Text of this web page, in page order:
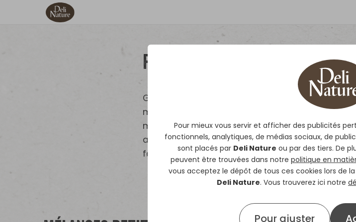
Pour mieux vous servir et afficher des publicités
fonctionnels, analytiques, de médias sociaux, de
sont placés par Deli Nature ou par des tiers. De
peuvent être trouvées dans notre politique en
vous acceptez le dépôt de tous ces cookies lors de
Deli Nature. Vous trouverez ici notre
Pour ajuster
Perroquets
Grâce aux énormes évolutions qu'a connu
mélanges proposés par Deli Nature, on réussit
magnifiques volatiles. Selon le continent
alimentation totalement différente dans notre
facteur déterminant chez cette espèce.